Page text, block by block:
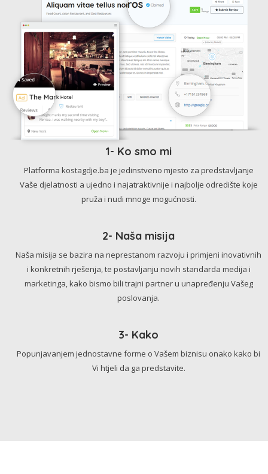
1- Ko smo mi
Platforma kostagdje.ba je jedinstveno mjesto za predstavljanje
Vaše djelatnosti a ujedno i najatraktivnije i najbolje odredište koje
pruža i nudi mnoge mogućnosti.
2- Naša misija
Naša misija se bazira na neprestanom razvoju i primjeni inovativnih
i konkretnih rješenja, te postavljanju novih standarda medija i
marketinga, kako bismo bili trajni partner u unapređenju Vašeg
poslovanja.
3- Kako
Popunjavanjem jednostavne forme o Vašem biznisu onako kako bi
Vi htjeli da ga predstavite.